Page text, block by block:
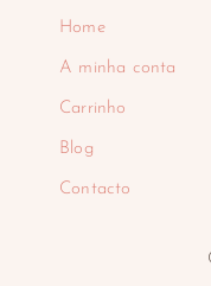
Home
A minha conta
Carrinho
Blog
Contacto